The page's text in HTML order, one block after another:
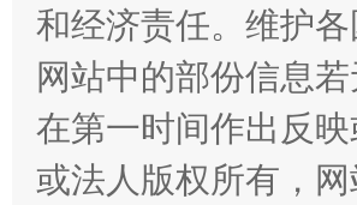
揭批美国五大"原罪"
和经济责任。维护
网站中的部份信息
在第一时间作出反
或法人版权所有，